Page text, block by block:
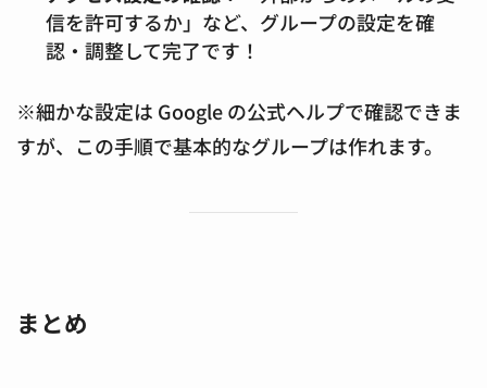
信を許可するか」など、グループの設定を確
認・調整して完了です！
※細かな設定は Google の公式ヘルプで確認できま
すが、この手順で基本的なグループは作れます。
まとめ